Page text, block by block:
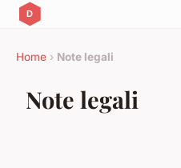
Home › Note legali
Note legali